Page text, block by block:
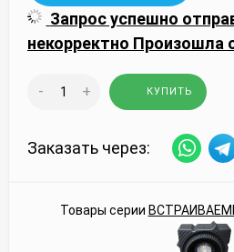
Запрос успешно
некорректно Произошла
- + КУПИТЬ
Заказать через:
Товары серии